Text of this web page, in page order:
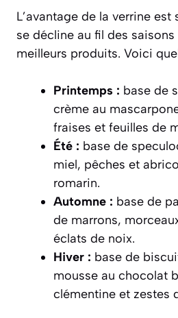
L’avantage de la verrine est
se décline au fil des
meilleurs produits. Voici
Printemps : base de
crème au
fraises et feuilles de
Été : base de
miel, pêches et
romarin.
Automne : base de
de marrons,
éclats de noix.
Hiver : base de
mousse au chocolat
clémentine et zestes